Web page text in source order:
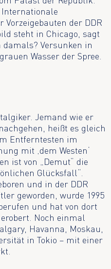
der DDR
steht in Chicago, sagt
damals? Versunken in
Wasser der Spree.
Jemand wie er
heißt es gleich
Entferntesten im
mit ‚dem Westen‘
ist von „Demut“ die
Glücksfall“.
und in der DDR
geworden, wurde 1995
und hat von dort
Noch einmal
Havanna, Moskau,
in Tokio – mit einer